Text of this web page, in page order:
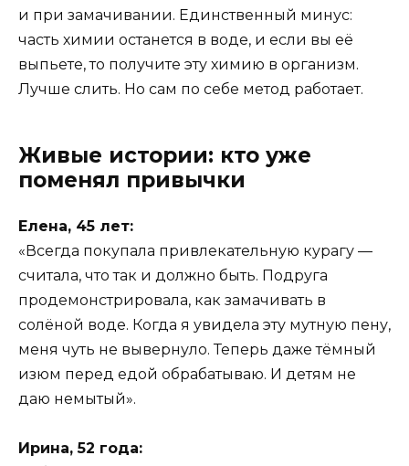
и при замачивании. Единственный минус:
часть химии останется в воде, и если вы её
выпьете, то получите эту химию в организм.
Лучше слить. Но сам по себе метод работает.
Живые истории: кто уже
поменял привычки
Елена, 45 лет:
«Всегда покупала привлекательную курагу —
считала, что так и должно быть. Подруга
продемонстрировала, как замачивать в
солёной воде. Когда я увидела эту мутную пену,
меня чуть не вывернуло. Теперь даже тёмный
изюм перед едой обрабатываю. И детям не
даю немытый».
Ирина, 52 года: